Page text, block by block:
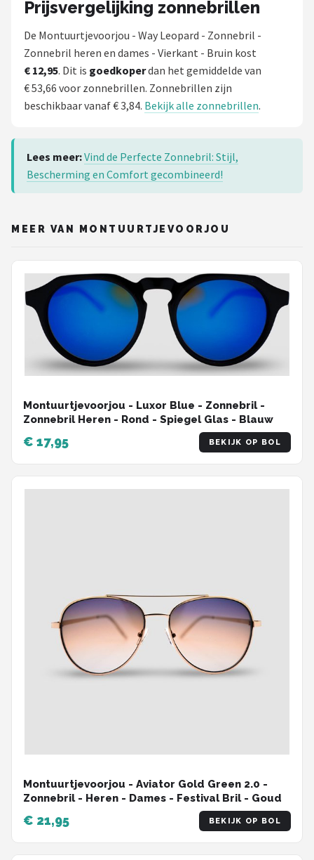
Prijsvergelijking zonnebrillen
De Montuurtjevoorjou - Way Leopard - Zonnebril -
Zonnebril heren en dames - Vierkant - Bruin kost
€ 12,95. Dit is goedkoperdan het gemiddelde van
€ 53,66 voor zonnebrillen. Zonnebrillen zijn
beschikbaar vanaf € 3,84. Bekijk alle zonnebrillen.
Lees meer:Vind de Perfecte Zonnebril: Stijl,
Bescherming en Comfort gecombineerd!
MEER VAN MONTUURTJEVOORJOU
Montuurtjevoorjou - Luxor Blue - Zonnebril -
Zonnebril Heren - Rond - Spiegel Glas - Blauw
€ 17,95 BEKIJK OP BOL
Montuurtjevoorjou - Aviator Gold Green 2.0 -
Zonnebril - Heren - Dames - Festival Bril - Goud
€ 21,95 BEKIJK OP BOL